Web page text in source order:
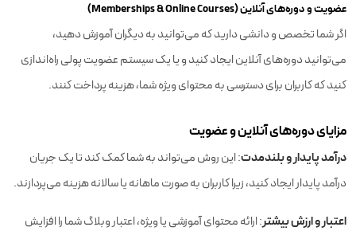
عضویت و دوره‌های آنلاین (Memberships & Online Courses)
اگر شما تخصص و دانشی دارید که می‌توانید به دیگران آموزش دهید،
می‌توانید دوره‌های آنلاین ایجاد کنید و یا یک سیستم عضویت پولی راه‌اندازی
کنید که کاربران برای دسترسی به محتوای ویژه شما، هزینه پرداخت کنند.
مزایای دوره‌های آنلاین و عضویت
درآمد پایدار و بلندمدت: این روش می‌تواند به شما کمک کند تا یک جریان
درآمد پایدار ایجاد کنید، زیرا کاربران به صورت ماهانه یا سالانه هزینه می‌پردازند.
اعتبار و ارزش بیشتر: ارائه محتوای آموزشی یا ویژه، اعتبار وبلاگ شما را افزایش